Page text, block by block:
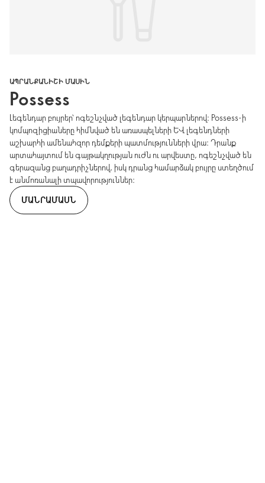
ԱՊՐԱՆՔԱՆԻՇԻ ՄԱՍԻՆ
Possess
Լեգենդար բույրեր՝ ոգեշնչված լեգենդար կերպարներով։ Possess-ի
կոմպոզիցիաները հիմնված են առասպելների և լեգենդների
աշխարհի ամենահզոր դեմքերի պատմությունների վրա։ Դրանք
արտահայտում են գայթակղության ուժն ու արվեստը, ոգեշնչված են
գերազանց բաղադրիչներով, իսկ դրանց համարձակ բույրը ստեղծում
է անմոռանալի տպավորություններ։
ՄԱՆՐԱՄԱՍՆ